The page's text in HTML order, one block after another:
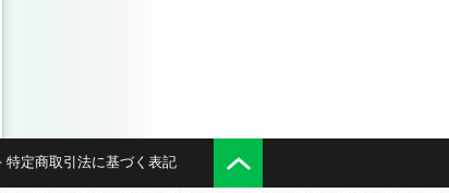
特定商取引法に基づく表記